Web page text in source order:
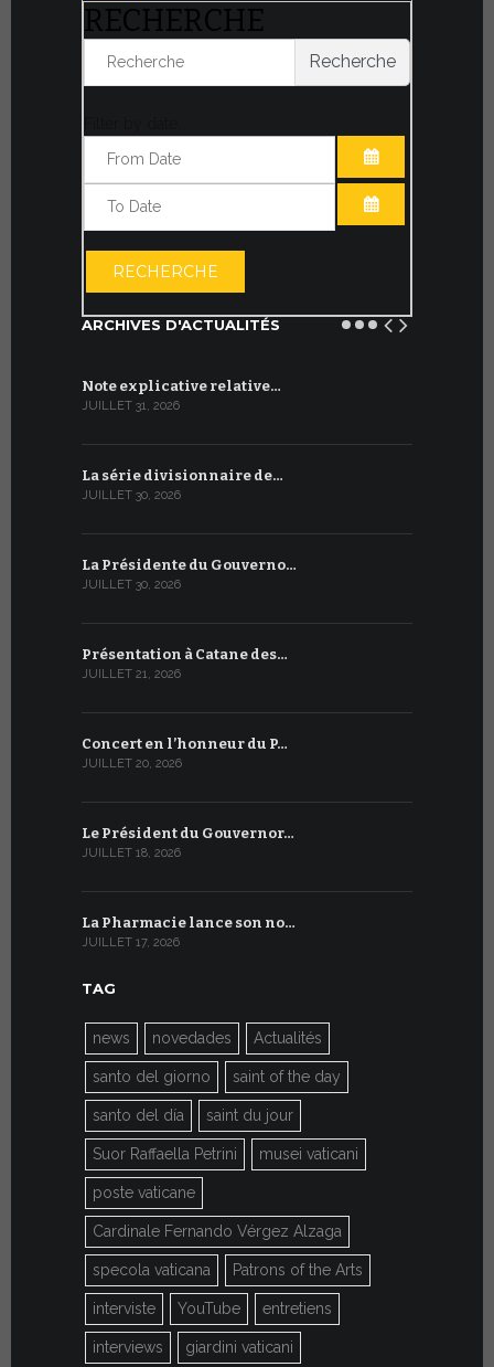
RECHERCHE
Recherche
OUVRIR LE
RECHERCHE
ARCHIVES D'ACTUALITÉS
Note explicative relative…
JUILLET 31, 2026
La série divisionnaire de…
JUILLET 30, 2026
La Présidente du Gouverno…
JUILLET 30, 2026
Présentation à Catane des…
JUILLET 21, 2026
Concert en l’honneur du P…
JUILLET 20, 2026
Le Président du Gouvernor…
JUILLET 18, 2026
La Pharmacie lance son no…
JUILLET 17, 2026
TAG
news novedades Actualités
santo del giorno saint of the day
santo del día saint du jour
Suor Raffaella Petrini musei vaticani
poste vaticane
Cardinale Fernando Vérgez Alzaga
specola vaticana Patrons of the Arts
interviste YouTube entretiens
interviews giardini vaticani